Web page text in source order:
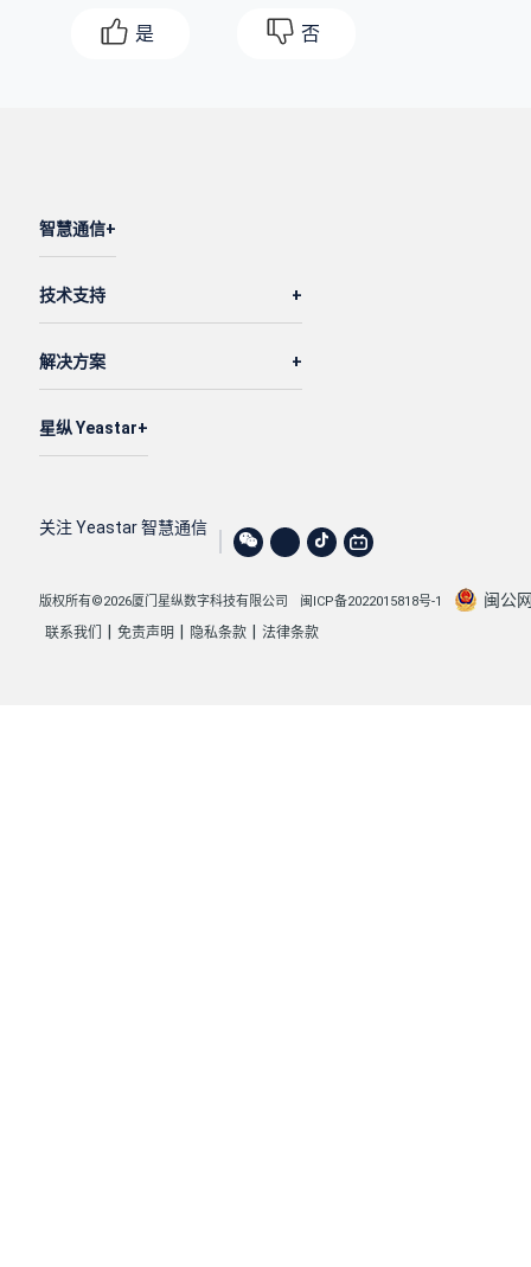
是 否
智慧通信
技术支持
解决方案
星纵 Yeastar
关注 Yeastar 智慧通信
版权所有©2026厦门星纵数字科技有限公司 闽ICP备2022015818号-1 闽公
联系我们 免责声明 隐私条款 法律条款